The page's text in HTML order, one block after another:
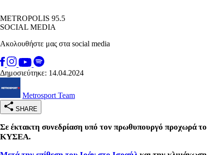
METROPOLIS 95.5
SOCIAL MEDIA
Ακολουθήστε μας στα social media
Δημοσιεύτηκε: 14.04.2024
Metrosport Team
SHARE
Σε έκτακτη συνεδρίαση υπό τον πρωθυπουργό προχωρά το
ΚΥΣΕΑ.